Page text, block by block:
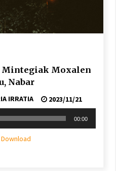
tailerraren audioa
irratia, podcastak
zer?
Mintegiak Moxalen
Nabar
IRRATIA
2023/11/21
00:00
Download